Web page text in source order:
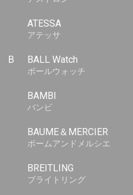
ATESSA
アテッサ
B BALL Watch
ボールウォッチ
BAMBI
バンビ
BAUME＆MERCIER
ボームアンドメルシエ
BREITLING
ブライトリング